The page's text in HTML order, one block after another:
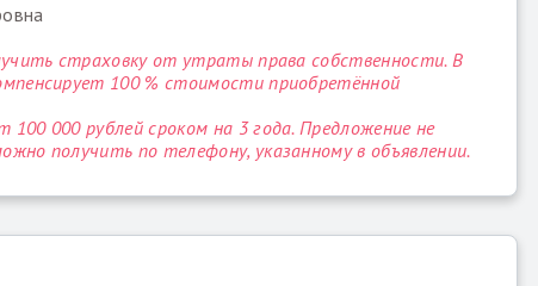
страховку от утраты права собственности. В
100 % стоимости приобретённой
000 рублей сроком на 3 года. Предложение не
получить по телефону, указанному в объявлении.